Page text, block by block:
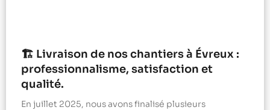
🏗️ Livraison de nos chantiers à Évreux :
professionnalisme, satisfaction et
qualité.
En juillet 2025, nous avons finalisé plusieurs